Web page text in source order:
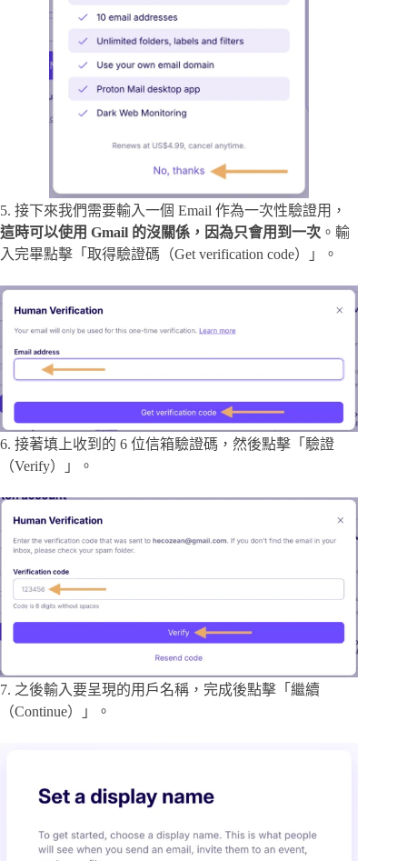
5. 接下來我們需要輸入一個 Email 作為一次性驗證用，
這時可以使用 Gmail 的沒關係，因為只會用到一次 。輸
入完畢點擊「取得驗證碼（Get verification code）」。
6. 接著填上收到的 6 位信箱驗證碼，然後點擊「驗證
（Verify）」。
7. 之後輸入要呈現的用戶名稱，完成後點擊「繼續
（Continue）」。